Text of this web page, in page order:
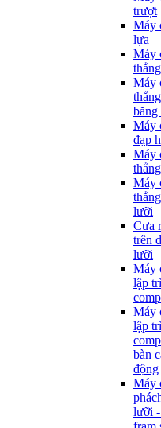
trượt
Máy
lựa
Máy
Máy
băng
Máy
đạp
Máy
Máy
lưỡi
Cưa
trên
lưỡi
Máy
lập
Máy
lập
bàn
động
Máy
lưỡi -